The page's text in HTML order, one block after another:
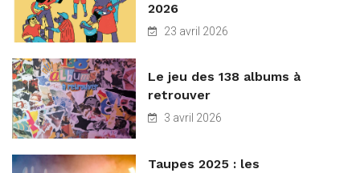
2026
23 avril 2026
Le jeu des 138 albums à
retrouver
3 avril 2026
Taupes 2025 : les